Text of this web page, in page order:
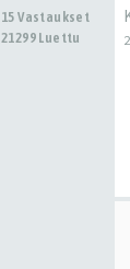
15 Vastaukset
21299 Luettu